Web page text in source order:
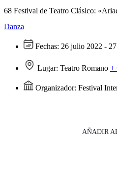
68 Festival de Teatro Clásico:
Danza
Fechas: 26 julio 2022 -
Lugar: Teatro Romano +
Organizador: Festival
AÑADIR